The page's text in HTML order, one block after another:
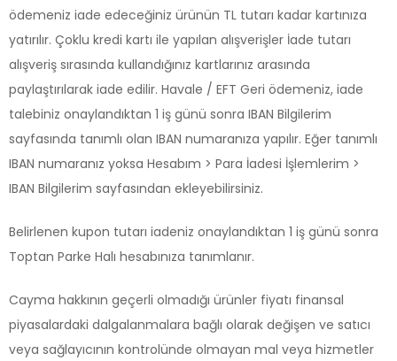
ödemeniz iade edeceğiniz ürünün TL tutarı kadar kartınıza
yatırılır. Çoklu kredi kartı ile yapılan alışverişler İade tutarı
alışveriş sırasında kullandığınız kartlarınız arasında
paylaştırılarak iade edilir. Havale / EFT Geri ödemeniz, iade
talebiniz onaylandıktan 1 iş günü sonra IBAN Bilgilerim
sayfasında tanımlı olan IBAN numaranıza yapılır. Eğer tanımlı
IBAN numaranız yoksa Hesabım > Para İadesi İşlemlerim >
IBAN Bilgilerim sayfasından ekleyebilirsiniz.
Belirlenen kupon tutarı iadeniz onaylandıktan 1 iş günü sonra
Toptan Parke Halı hesabınıza tanımlanır.
Cayma hakkının geçerli olmadığı ürünler fiyatı finansal
piyasalardaki dalgalanmalara bağlı olarak değişen ve satıcı
veya sağlayıcının kontrolünde olmayan mal veya hizmetler